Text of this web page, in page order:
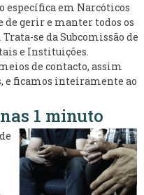
específica em Narcóticos
gerir e manter todos os
se da Subcomissão de
e Instituições.
de contacto, assim
e ficamos inteiramente ao
1 minuto